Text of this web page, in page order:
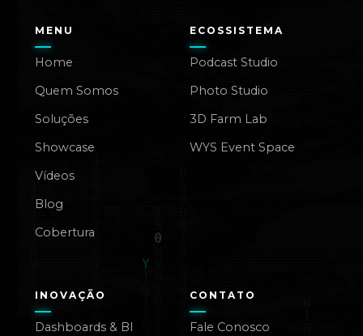
MENU
Home
Quem Somos
Soluções
Showcase
Vídeos
Blog
Cobertura
ECOSSISTEMA
Podcast Studio
Photo Studio
3D Farm Lab
WYS Event Space
INOVAÇÃO
Dashboards & BI
CONTATO
Fale Conosco